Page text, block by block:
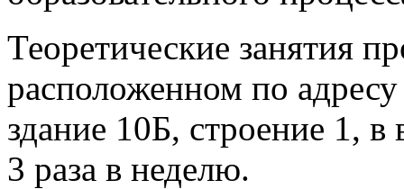
Теоретические занятия
расположенном по
здание 10Б, строение 1,
3 раза в неделю.